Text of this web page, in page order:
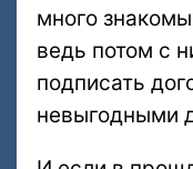
много
ведь потом с
подписать
невыгодными